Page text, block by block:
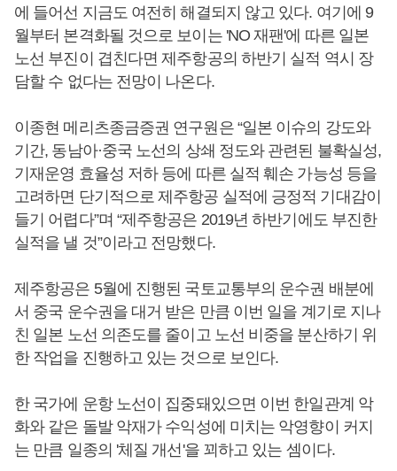
에 들어선 지금도 여전히 해결되지 않고 있다. 여기에 9
월부터 본격화될 것으로 보이는 'NO 재팬'에 따른 일본
노선 부진이 겹친다면 제주항공의 하반기 실적 역시 장
담할 수 없다는 전망이 나온다.
이종현 메리츠종금증권 연구원은 “일본 이슈의 강도와
기간, 동남아·중국 노선의 상쇄 정도와 관련된 불확실성,
기재운영 효율성 저하 등에 따른 실적 훼손 가능성 등을
고려하면 단기적으로 제주항공 실적에 긍정적 기대감이
들기 어렵다”며 “제주항공은 2019년 하반기에도 부진한
실적을 낼 것”이라고 전망했다.
제주항공은 5월에 진행된 국토교통부의 운수권 배분에
서 중국 운수권을 대거 받은 만큼 이번 일을 계기로 지나
친 일본 노선 의존도를 줄이고 노선 비중을 분산하기 위
한 작업을 진행하고 있는 것으로 보인다.
한 국가에 운항 노선이 집중돼있으면 이번 한일관계 악
화와 같은 돌발 악재가 수익성에 미치는 악영향이 커지
는 만큼 일종의 '체질 개선'을 꾀하고 있는 셈이다.